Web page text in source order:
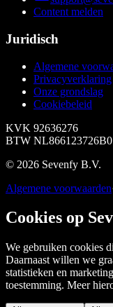
Content melden
Juridisch
Algemene
Privacyverklaring
Onze grondslag
Cookiebeleid
KVK 92636276
BTW
© 2026 Sevenfy B.V.
Algemene voorwaarden
Cookies op
We gebruiken cookies
Daarnaast willen we
statistieken en
toestemming. Meer